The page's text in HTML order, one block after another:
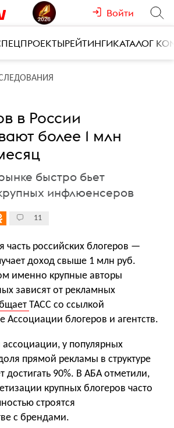
Войти
РЕЙТИНГИКАТАЛОГ
в России
более 1 млн
быстро бьет
инфлюенсеров
11
российских блогеров —
доход свыше 1 млн руб.
именно крупные авторы
зависят от рекламных
ТАСС со ссылкой
Ассоциации блогеров и агентств.
у популярных
прямой рекламы в структуре
достигать 90%. В АБА отметили,
крупных блогеров часто
строятся
с брендами.